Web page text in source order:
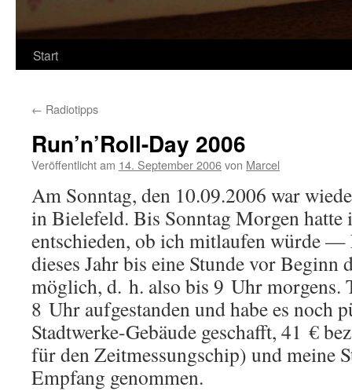
Start
← Radiotipps
Run’n’Roll-Day 2006
Veröffentlicht am 14. September 2006von Marcel
Am Sonntag, den 10.09.2006 war
in Bielefeld. Bis Sonntag Morgen
entschieden, ob ich mitlaufen würde —
dieses Jahr bis eine Stunde vor Beginn
möglich, d. h. also bis 9 Uhr morgens.
8 Uhr aufgestanden und habe es noch
Stadtwerke-Gebäude geschafft, 41 €
für den Zeitmessungschip) und meine
Empfang genommen.